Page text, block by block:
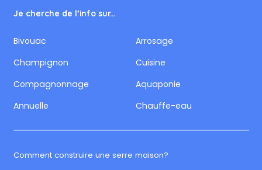
Comment construire une serre maison?
Je cherche de l’info sur...
Bivouac
Arrosage
Champignon
Cuisine
Compagnonnage
Aquaponie
Annuelle
Chauffe-eau